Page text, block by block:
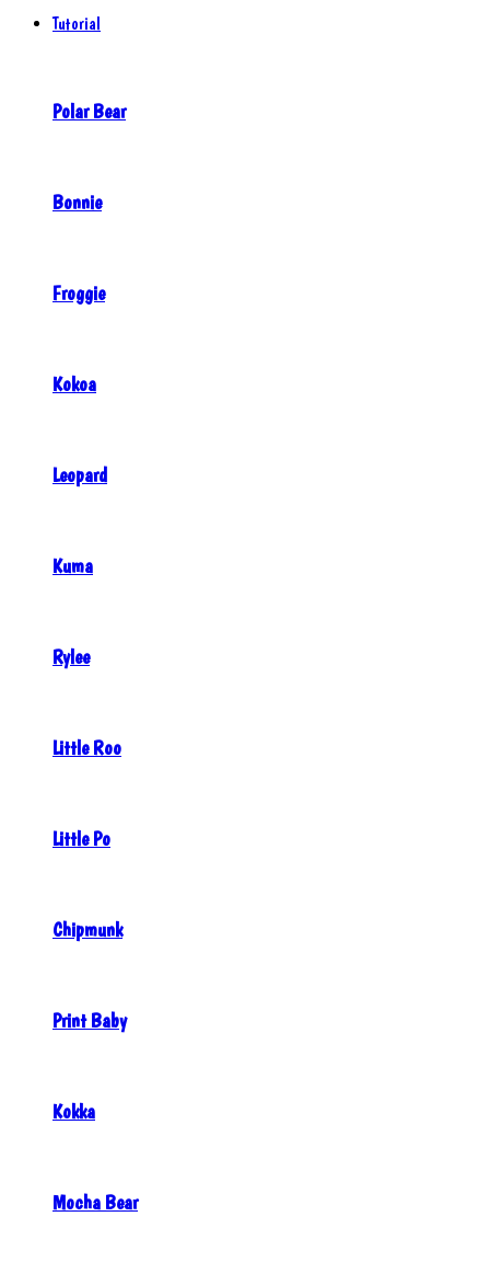
Tutorial
Polar Bear
Bonnie
Froggie
Kokoa
Leopard
Kuma
Rylee
Little Roo
Little Po
Chipmunk
Print Baby
Kokka
Mocha Bear